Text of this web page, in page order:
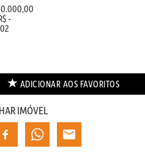
-
ADICIONAR AOS FAVORITOS
IMÓVEL